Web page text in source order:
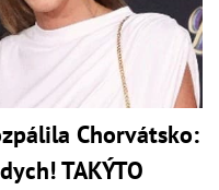
Chorvátsko:
TAKÝTO